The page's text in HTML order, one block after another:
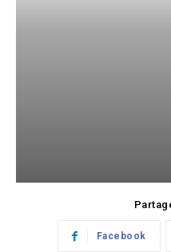
Facebook